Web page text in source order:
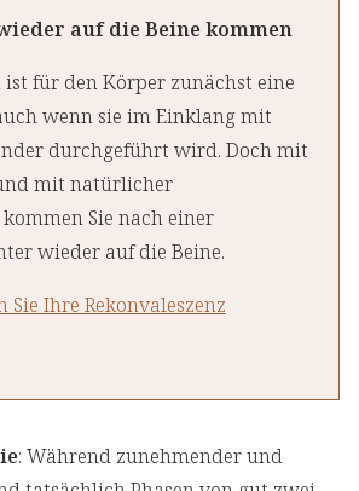
auf die Beine kommen
ist für den Körper zunächst eine
wenn sie im Einklang mit
durchgeführt wird. Doch mit
mit natürlicher
Sie nach einer
wieder auf die Beine.
Sie Ihre Rekonvaleszenz
: Während zunehmender und